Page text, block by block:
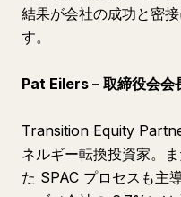
結果が会社の成功と密
す。
Pat Eilers – 取締役会会
Transition Equity
ネルギー転換投資家。
た SPAC プロセスも主